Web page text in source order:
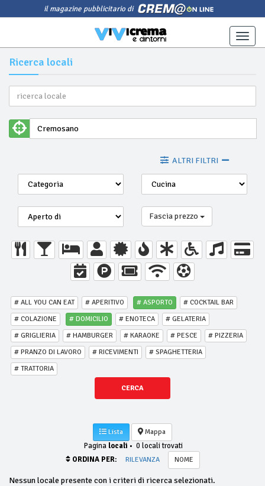
il magazine pubblicitario di
Toggle
Ricerca locali
ALTRI FILTRI
Fascia prezzo
# ALL YOU CAN EAT # APERITIVO # ASPORTO
# COCKTAIL BAR
# COLAZIONE
# DOMICILIO # ENOTECA
# GELATERIA
# GRIGLIERIA
# HAMBURGER # KARAOKE # PESCE
# PIZZERIA
# PRANZO DI LAVORO
# RICEVIMENTI
# SPAGHETTERIA
# TRATTORIA
CERCA
Lista Mappa
Pagina locali • 0 locali trovati
ORDINA PER:
RILEVANZA NOME
Nessun locale presente con i criteri di ricerca selezionati.